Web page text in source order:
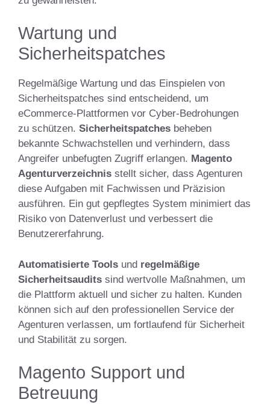
Wartung und
Sicherheitspatches
Regelmäßige Wartung und das Einspielen von
Sicherheitspatches sind entscheidend, um
eCommerce-Plattformen vor Cyber-Bedrohungen
zu schützen. Sicherheitspatches beheben
bekannte Schwachstellen und verhindern, dass
Angreifer unbefugten Zugriff erlangen. Magento
Agenturverzeichnis stellt sicher, dass Agenturen
diese Aufgaben mit Fachwissen und Präzision
ausführen. Ein gut gepflegtes System minimiert das
Risiko von Datenverlust und verbessert die
Benutzererfahrung.
Automatisierte Tools und regelmäßige
Sicherheitsaudits sind wertvolle Maßnahmen, um
die Plattform aktuell und sicher zu halten. Kunden
können sich auf den professionellen Service der
Agenturen verlassen, um fortlaufend für Sicherheit
und Stabilität zu sorgen.
Magento Support und
Betreuung